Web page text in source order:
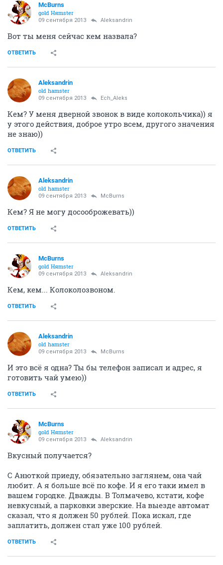
McBurns
gold Няmster
09 сентября 2013 Aleksandrin
Вот ты меня сейчас кем назвала?
ОТВЕТИТЬ
Aleksandrin
old hamster
09 сентября 2013 Ech_Aleks
Кем? У меня дверной звонок в виде колокольчика)) я
у этого действия, доброе утро всем, другого значения
не знаю))
ОТВЕТИТЬ
Aleksandrin
old hamster
09 сентября 2013 McBurns
Кем? Я не могу досооброжевать))
ОТВЕТИТЬ
McBurns
gold Няmster
09 сентября 2013 Aleksandrin
Кем, кем... Колоколозвоном.
ОТВЕТИТЬ
Aleksandrin
old hamster
09 сентября 2013 McBurns
И это всё я одна? Ты бы телефон записал и адрес, я
готовить чай умею))
ОТВЕТИТЬ
McBurns
gold Няmster
09 сентября 2013 Aleksandrin
Вкусный получается?
С Анюткой приеду, обязательно заглянем, она чай
любит. А я больше всё по кофе. И я его таки имел в
вашем городке. Дважды. В Толмачево, кстати, кофе
невкусный, а парковки зверские. На выезде автомат
сказал, что я должен 50 рублей. Пока искал, где
заплатить, должен стал уже 100 рублей.
ОТВЕТИТЬ